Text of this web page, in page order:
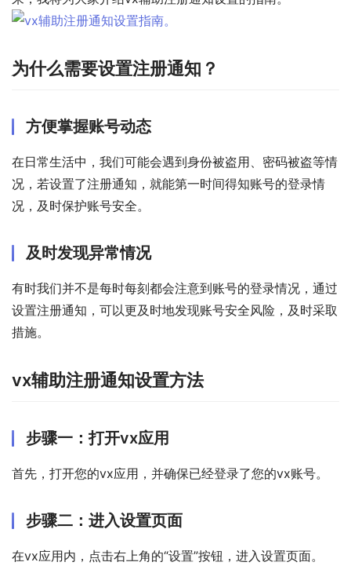
为什么需要设置注册通知？
方便掌握账号动态
在日常生活中，我们可能会遇到身份被盗用、密码被盗等情
况，若设置了注册通知，就能第一时间得知账号的登录情
况，及时保护账号安全。
及时发现异常情况
有时我们并不是每时每刻都会注意到账号的登录情况，通过
设置注册通知，可以更及时地发现账号安全风险，及时采取
措施。
vx辅助注册通知设置方法
步骤一：打开vx应用
首先，打开您的vx应用，并确保已经登录了您的vx账号。
步骤二：进入设置页面
在vx应用内，点击右上角的“设置”按钮，进入设置页面。